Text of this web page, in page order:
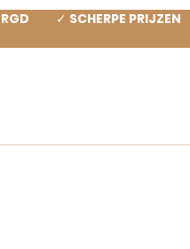
✓ SCHERPE PRIJZEN